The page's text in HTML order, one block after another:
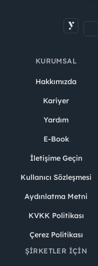
KURUMSAL
Hakkımızda
Kariyer
Yardım
E-Book
İletişime Geçin
Kullanıcı Sözleşmesi
Aydınlatma Metni
KVKK Politikası
Çerez Politikası
ŞIRKETLER İÇIN